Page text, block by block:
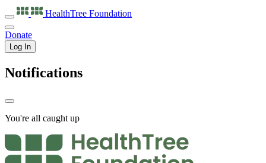
HealthTree Foundation
Donate
Log In
Notifications
You're all caught up